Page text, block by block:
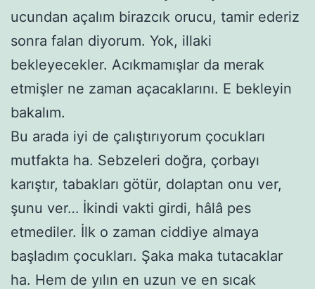
ucundan açalım birazcık orucu, tamir ederiz
sonra falan diyorum. Yok, illaki
bekleyecekler. Acıkmamışlar da merak
etmişler ne zaman açacaklarını. E bekleyin
bakalım.
Bu arada iyi de çalıştırıyorum çocukları
mutfakta ha. Sebzeleri doğra, çorbayı
karıştır, tabakları götür, dolaptan onu ver,
şunu ver… İkindi vakti girdi, hâlâ pes
etmediler. İlk o zaman ciddiye almaya
başladım çocukları. Şaka maka tutacaklar
ha. Hem de yılın en uzun ve en sıcak